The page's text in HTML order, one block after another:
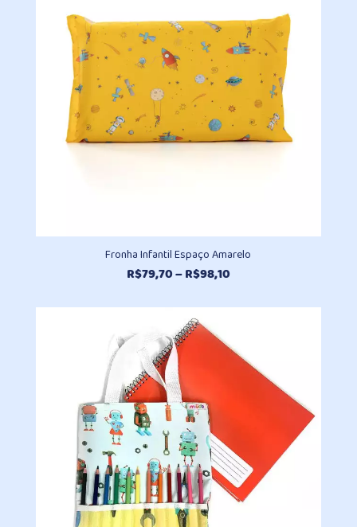
Fronha Infantil Espaço Amarelo
R$79,70–R$98,10Faixa
preço:
através
R$98,10